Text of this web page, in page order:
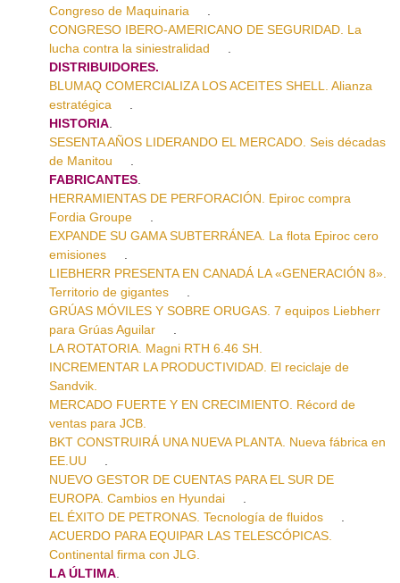
Congreso de Maquinaria
CONGRESO IBERO-AMERICANO DE SEGURIDAD. La
lucha contra la siniestralidad
DISTRIBUIDORES.
BLUMAQ COMERCIALIZA LOS ACEITES SHELL. Alianza
estratégica
HISTORIA
SESENTA AÑOS LIDERANDO EL MERCADO. Seis décadas
de Manitou
FABRICANTES
HERRAMIENTAS DE PERFORACIÓN. Epiroc compra
Fordia Groupe
EXPANDE SU GAMA SUBTERRÁNEA. La flota Epiroc cero
emisiones
LIEBHERR PRESENTA EN CANADÁ LA «GENERACIÓN 8».
Territorio de gigantes
GRÚAS MÓVILES Y SOBRE ORUGAS. 7 equipos Liebherr
para Grúas Aguilar
LA ROTATORIA. Magni RTH 6.46 SH.
INCREMENTAR LA PRODUCTIVIDAD. El reciclaje de
Sandvik.
MERCADO FUERTE Y EN CRECIMIENTO. Récord de
ventas para JCB.
BKT CONSTRUIRÁ UNA NUEVA PLANTA. Nueva fábrica en
EE.UU
NUEVO GESTOR DE CUENTAS PARA EL SUR DE
EUROPA. Cambios en Hyundai
EL ÉXITO DE PETRONAS. Tecnología de fluidos
ACUERDO PARA EQUIPAR LAS TELESCÓPICAS.
Continental firma con JLG.
LA ÚLTIMA